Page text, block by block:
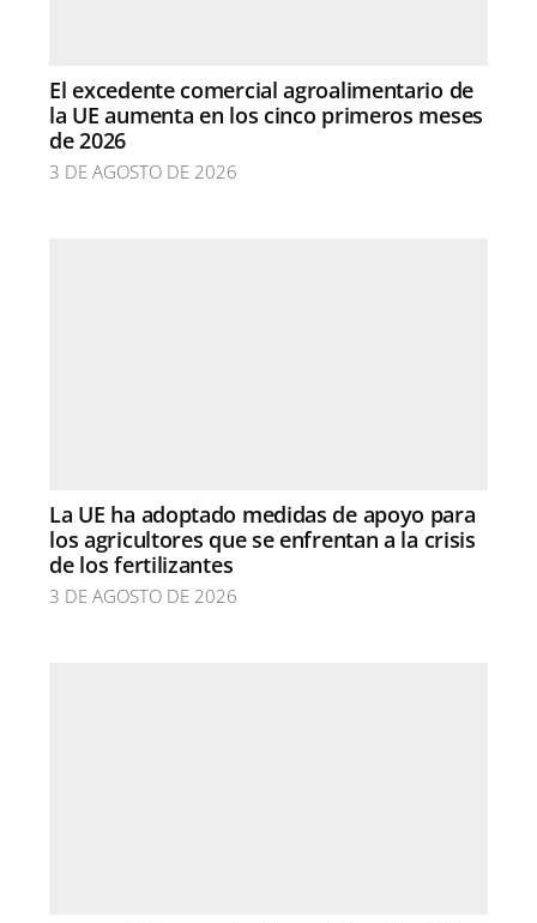
El excedente comercial agroalimentario de
la UE aumenta en los cinco primeros meses
de 2026
3 DE AGOSTO DE 2026
La UE ha adoptado medidas de apoyo para
los agricultores que se enfrentan a la crisis
de los fertilizantes
3 DE AGOSTO DE 2026